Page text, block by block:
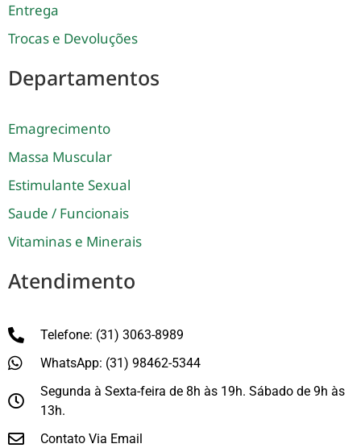
Entrega
Trocas e Devoluções
Departamentos
Emagrecimento
Massa Muscular
Estimulante Sexual
Saude / Funcionais
Vitaminas e Minerais
Atendimento
Telefone: (31) 3063-8989
WhatsApp: (31) 98462-5344
Segunda à Sexta-feira de 8h às 19h. Sábado de 9h às
13h.
Contato Via Email